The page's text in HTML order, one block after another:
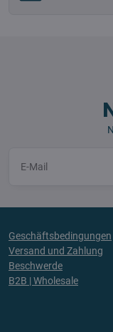
Geschäftsbedingungen
Versand und Zahlung
Beschwerde
B2B | Wholesale